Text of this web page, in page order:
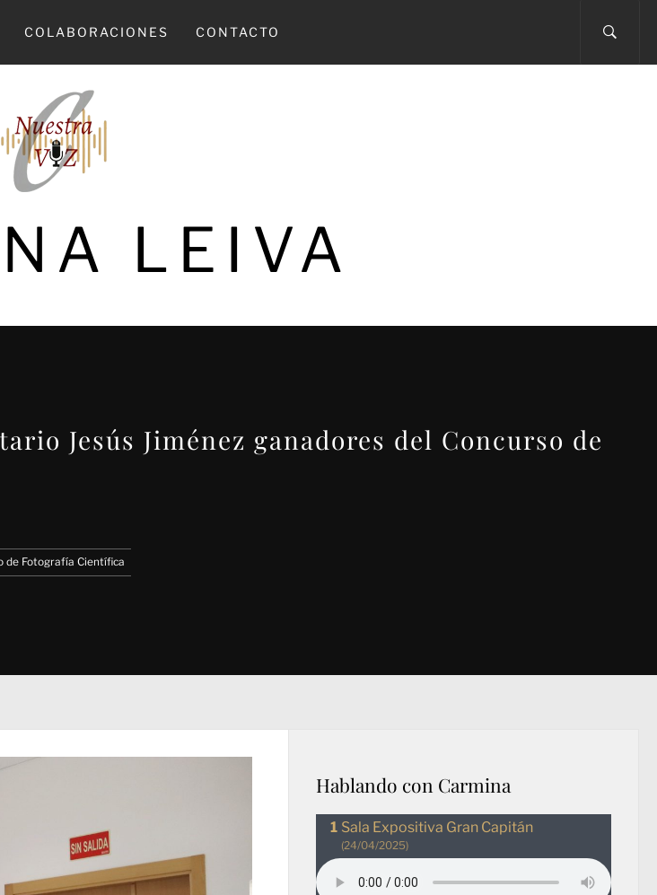
COLABORACIONES CONTACTO
LEIVA
Jesús Jiménez ganadores del Concurso de
de Fotografía Científica
Hablando con Carmina
Sala Expositiva Gran Capitán
(24/04/2025)